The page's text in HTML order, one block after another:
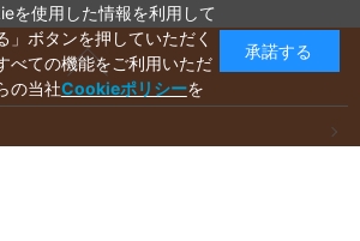
を使用した情報を利用して
」ボタンを押していただく
べての機能をご利用いただ
の当社Cookieポリシーを
承諾する